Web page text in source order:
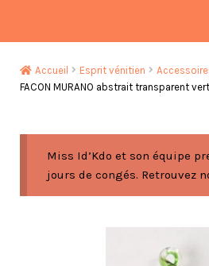
Accueil Esprit vénitien
FACON MURANO abstrait transparent
Miss Id’Kdo et son équipe
jours de congés. Retrouvez